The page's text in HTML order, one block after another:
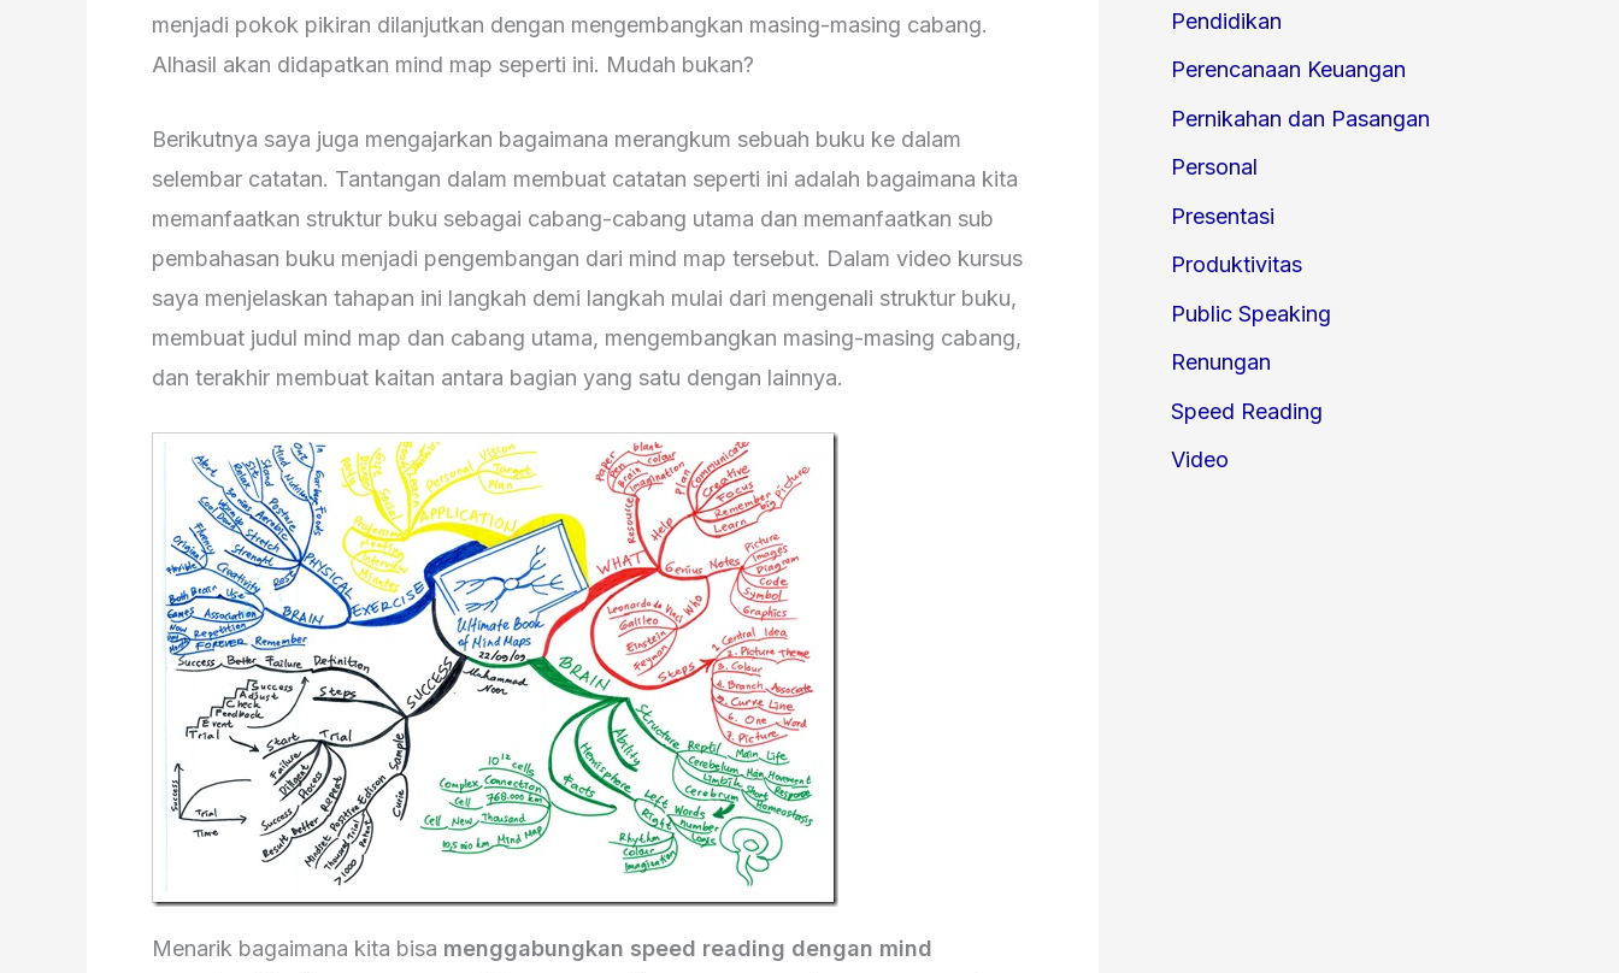
menjadi pokok pikiran dilanjutkan dengan mengembangkan masing-masing cabang.
Alhasil akan didapatkan mind map seperti ini. Mudah bukan?
Berikutnya saya juga mengajarkan bagaimana merangkum sebuah buku ke dalam
selembar catatan. Tantangan dalam membuat catatan seperti ini adalah bagaimana kita
memanfaatkan struktur buku sebagai cabang-cabang utama dan memanfaatkan sub
pembahasan buku menjadi pengembangan dari mind map tersebut. Dalam video kursus
saya menjelaskan tahapan ini langkah demi langkah mulai dari mengenali struktur buku,
membuat judul mind map dan cabang utama, mengembangkan masing-masing cabang,
dan terakhir membuat kaitan antara bagian yang satu dengan lainnya.
Menarik bagaimana kita bisa menggabungkan speed reading dengan mind
Pendidikan
Perencanaan Keuangan
Pernikahan dan Pasangan
Personal
Presentasi
Produktivitas
Public Speaking
Renungan
Speed Reading
Video